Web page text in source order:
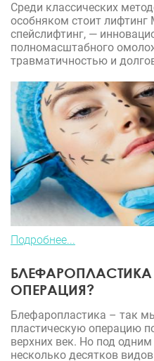
Среди классических
особняком стоит лифтинг
спейслифтинг, —
полномасштабного
травматичностью и
Подробнее...
ОПЕРАЦИЯ?
Блефаропластика – так
пластическую операцию
верхних век. Но под
несколько десятков